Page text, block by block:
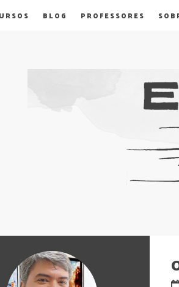
BLOG PROFESSORES